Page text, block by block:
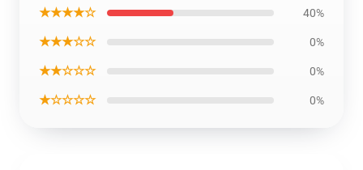
★★★★☆ 40%
★★★☆☆ 0%
★★☆☆☆ 0%
★☆☆☆☆ 0%